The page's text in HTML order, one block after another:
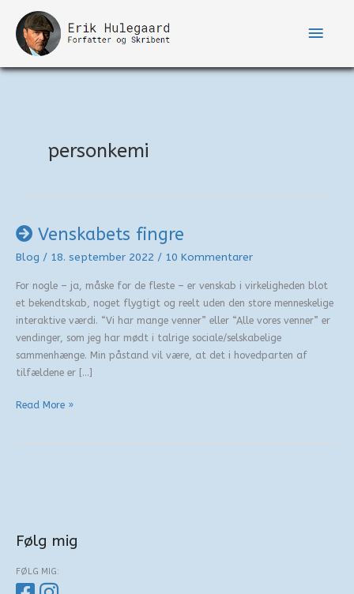
indholdet
personkemi
Venskabets fingre
Blog / 18. september 2022 / 10 Kommentarer
For nogle – ja, måske for de fleste – er venskab i virkeligheden blot
et bekendtskab, noget flygtigt og reelt uden den store menneskelige
interaktive værdi. “Vi har mange venner” eller “Alle vores venner” er
vendinger, som jeg har mødt i talrige sociale/selskabelige
sammenhænge. Min påstand vil være, at det i hovedparten af
tilfældene er […]
Venskabets
Read More »
Følg mig
FØLG MIG: